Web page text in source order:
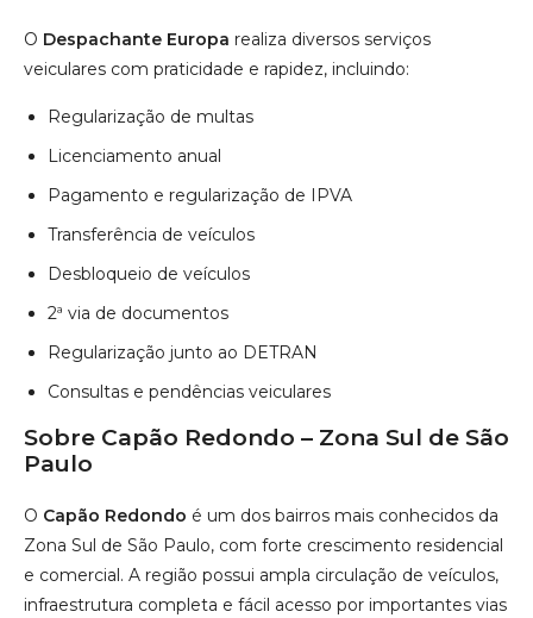
O Despachante Europa realiza diversos serviços
veiculares com praticidade e rapidez, incluindo:
Regularização de multas
Licenciamento anual
Pagamento e regularização de IPVA
Transferência de veículos
Desbloqueio de veículos
2ª via de documentos
Regularização junto ao DETRAN
Consultas e pendências veiculares
Sobre Capão Redondo – Zona Sul de São
Paulo
O Capão Redondo é um dos bairros mais conhecidos da
Zona Sul de São Paulo, com forte crescimento residencial
e comercial. A região possui ampla circulação de veículos,
infraestrutura completa e fácil acesso por importantes vias